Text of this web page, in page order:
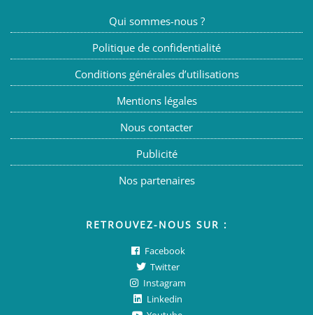
Qui sommes-nous ?
Politique de confidentialité
Conditions générales d’utilisations
Mentions légales
Nous contacter
Publicité
Nos partenaires
RETROUVEZ-NOUS SUR :
Facebook
Twitter
Instagram
Linkedin